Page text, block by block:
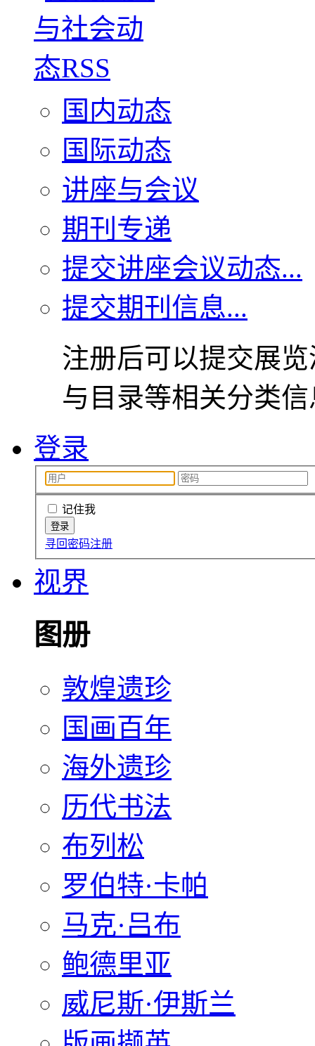
国内动态
国际动态
讲座与会议
期刊专递
提交讲座会议动态...
提交期刊信息...
注册后可以提交展
与目录等相关分类
登录
记住我
寻回密码注册
视界
图册
敦煌遗珍
国画百年
海外遗珍
历代书法
布列松
罗伯特·卡帕
马克·吕布
鲍德里亚
威尼斯·伊斯兰